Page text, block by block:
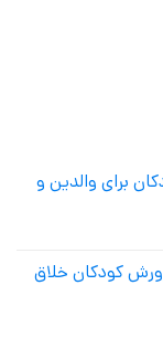
برای والدین و
کودکان خلاق